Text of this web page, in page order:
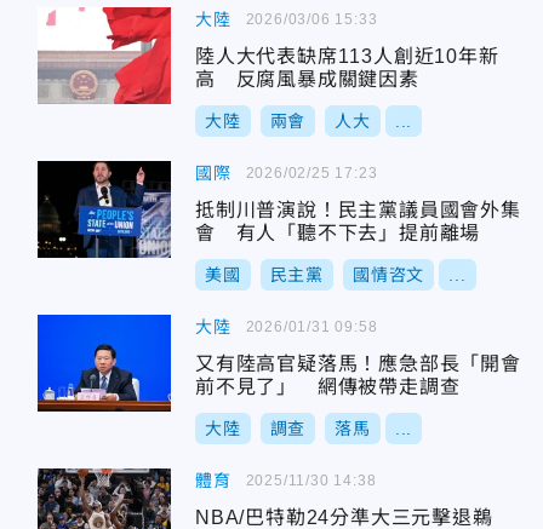
大陸
陸人大代表缺席113人創近10年新
高 反腐風暴成關鍵因素
大陸 兩會 人大
2026/03/06 15:33
國際
抵制川普演說！民主黨議員國會外集
會 有人「聽不下去」提前離場
美國 民主黨 國情咨文
2026/02/25 17:23
大陸
又有陸高官疑落馬！應急部長「開會
前不見了」 網傳被帶走調查
大陸 調查 落馬
2026/01/31 09:58
體育
NBA/巴特勒24分準大三元擊退鵜
2025/11/30 14:38